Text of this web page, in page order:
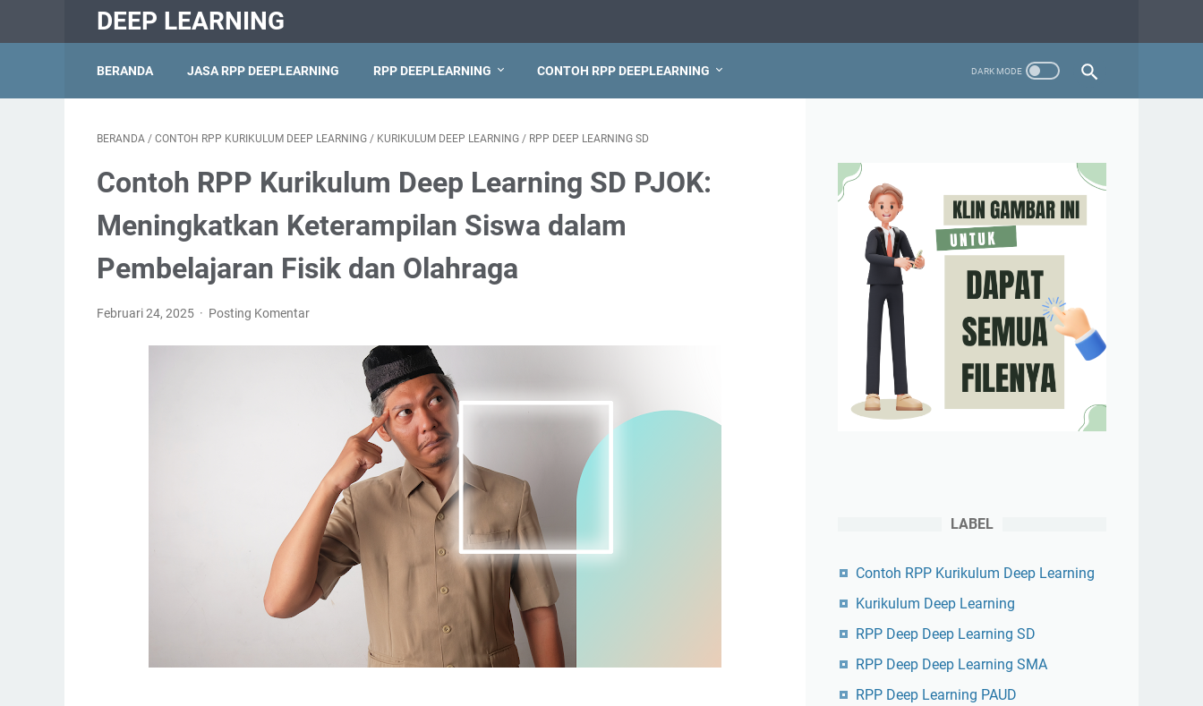
DEEP LEARNING
BERANDA JASA RPP DEEPLEARNING RPP DEEPLEARNING CONTOH RPP DEEPLEARNING
BERANDA / CONTOH RPP KURIKULUM DEEP LEARNING / KURIKULUM DEEP LEARNING / RPP DEEP LEARNING SD
Contoh RPP Kurikulum Deep Learning SD PJOK:
Meningkatkan Keterampilan Siswa dalam
Pembelajaran Fisik dan Olahraga
Februari 24, 2025 Posting Komentar
LABEL
Contoh RPP Kurikulum Deep Learning
Kurikulum Deep Learning
RPP Deep Deep Learning SD
RPP Deep Deep Learning SMA
RPP Deep Learning PAUD